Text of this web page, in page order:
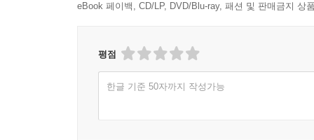
eBook 페이백, CD/LP, DVD/Blu-ray, 패션 및 판매금지 상
평점
한글 기준 50자까지 작성가능